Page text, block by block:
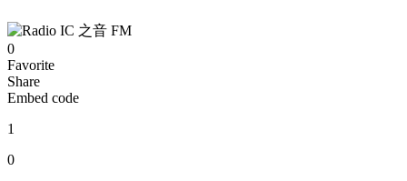
0
Favorite
Share
Embed code
1
0